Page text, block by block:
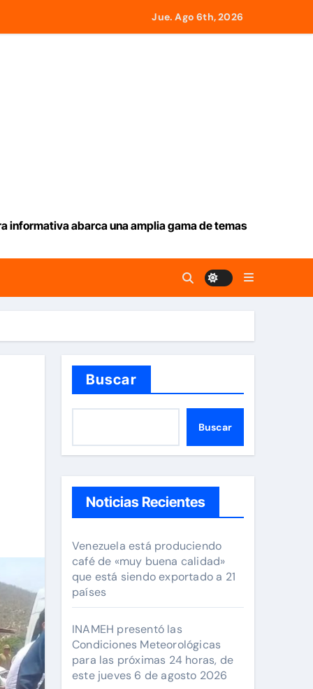
este jueves 6 de agosto 2026Jue. Ago 6th, 2026
informativa abarca una amplia gama de temas
Buscar
Buscar
Noticias Recientes
Venezuela está produciendo
café de «muy buena calidad»
que está siendo exportado a 21
países
INAMEH presentó las
Condiciones Meteorológicas
para las próximas 24 horas, de
este jueves 6 de agosto 2026